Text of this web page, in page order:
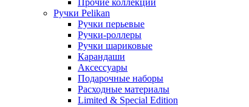
Прочие коллекции
Ручки Pelikan
Ручки перьевые
Ручки-роллеры
Ручки шариковые
Карандаши
Аксессуары
Подарочные наборы
Расходные материалы
Limited & Special Edition